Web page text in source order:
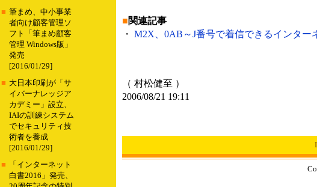
■ 筆まめ、中小事業
者向け顧客管理ソ
フト「筆まめ顧客
管理 Windows版」
発売
[2016/01/29]
■ 大日本印刷が「サ
イバーナレッジア
カデミー」設立、
IAIの訓練システム
でセキュリティ技
術者を養成
[2016/01/29]
■
「インターネット
白書2016」発売、
■関連記事
・ M2X、0AB～J番号で着信できるインター
（ 村松健至 ）
2006/08/21 19:11